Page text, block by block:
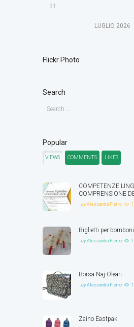
31
LUGLIO 2026
Flickr Photo
Search
Popular
VIEWS COMMENTS LIKES
COMPETENZE
COMPRENSIONE
byAlessandra Fierro
Biglietti per
byAlessandra Fierro
Borsa Naj-Oleari
byAlessandra Fierro
Zaino Eastpak